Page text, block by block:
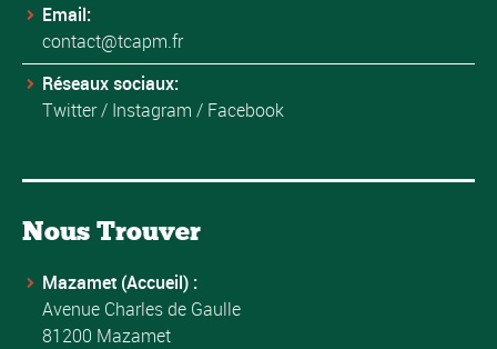
Email:
contact@tcapm.fr
Réseaux sociaux:
Twitter/ Instagram / Facebook
Nous Trouver
Mazamet (Accueil) :
Avenue Charles de Gaulle
81200 Mazamet